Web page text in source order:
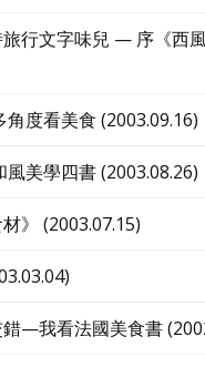
行文字味兒 — 序《西風
度看美食 (2003.09.16)
美學四書 (2003.08.26)
》 (2003.07.15)
—我看法國美食書